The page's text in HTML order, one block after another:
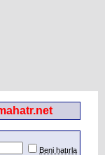
Beni hatırla